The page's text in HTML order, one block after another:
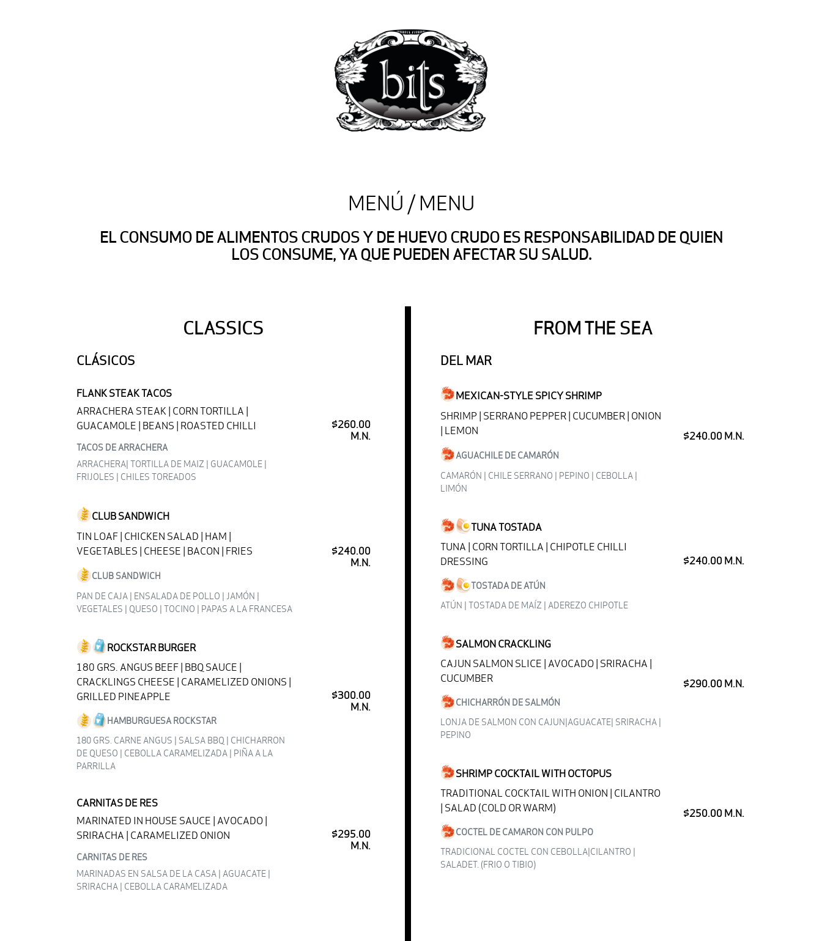
MENÚ / MENU
EL CONSUMO DE ALIMENTOS CRUDOS Y DE HUEVO CRUDO ES RESPONSABILIDAD DE QUIEN
LOS CONSUME, YA QUE PUEDEN AFECTAR SU SALUD.
CLASSICS
CLÁSICOS
FLANK STEAK TACOS
ARRACHERA STEAK | CORN TORTILLA |
GUACAMOLE | BEANS | ROASTED CHILLI
TACOS DE ARRACHERA
ARRACHERA| TORTILLA DE MAIZ | GUACAMOLE |
FRIJOLES | CHILES TOREADOS
$260.00
M.N.
CLUB SANDWICH
TIN LOAF | CHICKEN SALAD | HAM |
VEGETABLES | CHEESE | BACON | FRIES
CLUB SANDWICH
PAN DE CAJA | ENSALADA DE POLLO | JAMÓN |
VEGETALES | QUESO | TOCINO | PAPAS A LA FRANCESA
$240.00
M.N.
ROCKSTAR BURGER
180 GRS. ANGUS BEEF | BBQ SAUCE |
CRACKLINGS CHEESE | CARAMELIZED ONIONS |
GRILLED PINEAPPLE
HAMBURGUESA ROCKSTAR
180 GRS. CARNE ANGUS | SALSA BBQ | CHICHARRON
DE QUESO | CEBOLLA CARAMELIZADA | PIÑA A LA
PARRILLA
$300.00
M.N.
CARNITAS DE RES
MARINATED IN HOUSE SAUCE | AVOCADO |
SRIRACHA | CARAMELIZED ONION
CARNITAS DE RES
MARINADAS EN SALSA DE LA CASA | AGUACATE |
SRIRACHA | CEBOLLA CARAMELIZADA
$295.00
M.N.
FROM THE SEA
DEL MAR
MEXICAN-STYLE SPICY SHRIMP
SHRIMP | SERRANO PEPPER | CUCUMBER | ONION
| LEMON
AGUACHILE DE CAMARÓN
CAMARÓN | CHILE SERRANO | PEPINO | CEBOLLA |
LIMÓN
$240.00 M.N.
TUNA TOSTADA
TUNA | CORN TORTILLA | CHIPOTLE CHILLI
DRESSING
TOSTADA DE ATÚN
ATÚN | TOSTADA DE MAÍZ | ADEREZO CHIPOTLE
$240.00 M.N.
SALMON CRACKLING
CAJUN SALMON SLICE | AVOCADO | SRIRACHA |
CUCUMBER
CHICHARRÓN DE SALMÓN
LONJA DE SALMON CON CAJUN|AGUACATE| SRIRACHA |
PEPINO
$290.00 M.N.
SHRIMP COCKTAIL WITH OCTOPUS
TRADITIONAL COCKTAIL WITH ONION | CILANTRO
| SALAD (COLD OR WARM)
COCTEL DE CAMARON CON PULPO
TRADICIONAL COCTEL CON CEBOLLA|CILANTRO |
SALADET. (FRIO O TIBIO)
$250.00 M.N.